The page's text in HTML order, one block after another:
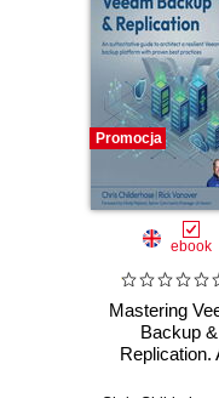
Promocja
ebook
Mastering
Backup &
Replication.